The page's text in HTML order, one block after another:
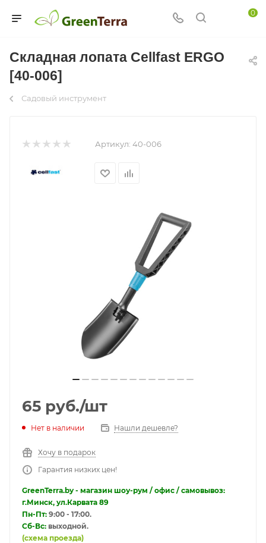
0
Складная лопата Cellfast ERGO
[40-006]
Садовый инструмент
Артикул: 40-006
65 руб./шт
Нет в наличии Нашли дешевле?
Хочу в подарок
Гарантия низких цен!
GreenTerra.by - магазин шоу-рум / офис / самовывоз:
г.Минск, ул.Карвата 89
Пн-Пт: 9:00 - 17:00.
Сб-Вс: выходной.
(схема проезда)